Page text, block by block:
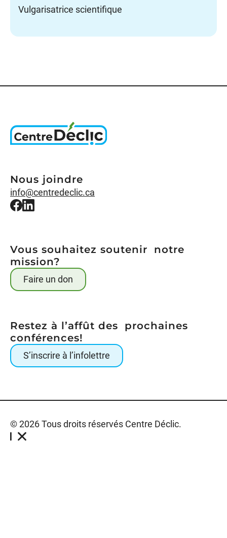
Vulgarisatrice scientifique
Nous joindre
info@centredeclic.ca
Vous souhaitez soutenir notre
mission?
Faire un don
Restez à l’affût des prochaines
conférences!
S’inscrire à l’infolettre
© 2026 Tous droits réservés Centre Déclic.